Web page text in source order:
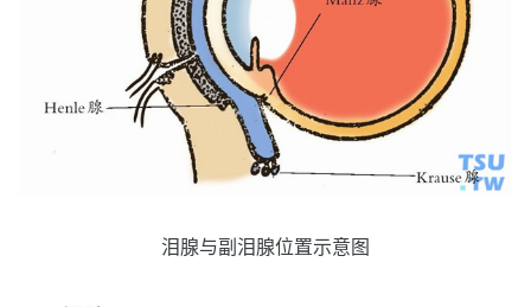
泪腺与副泪腺位置示意图